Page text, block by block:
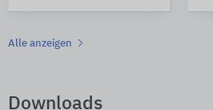
Alle anzeigen
Downloads